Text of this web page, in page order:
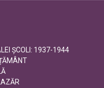
ȘCOLI: 1937-1944